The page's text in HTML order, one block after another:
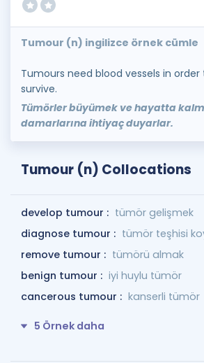
Tumour (n) ingilizce örnek cümle
Tumours need blood vessels in
survive.
Tümörler büyümek ve hayatta
damarlarına ihtiyaç duyarlar.
Tumour (n) Collocations
develop tumour : tümör gelişmek
diagnose tumour : tümör teşhisi
remove tumour : tümörü almak
benign tumour : iyi huylu tümör
cancerous tumour : kanserli tümör
5 Örnek daha